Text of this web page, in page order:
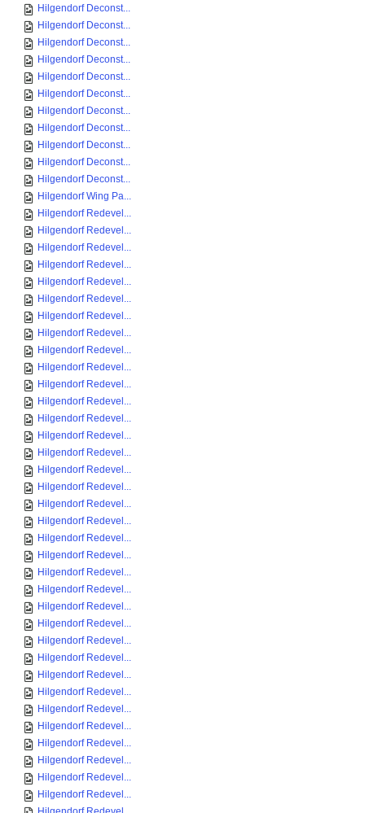
Hilgendorf Deconst...
Hilgendorf Deconst...
Hilgendorf Deconst...
Hilgendorf Deconst...
Hilgendorf Deconst...
Hilgendorf Deconst...
Hilgendorf Deconst...
Hilgendorf Deconst...
Hilgendorf Deconst...
Hilgendorf Deconst...
Hilgendorf Deconst...
Hilgendorf Wing Pa...
Hilgendorf Redevel...
Hilgendorf Redevel...
Hilgendorf Redevel...
Hilgendorf Redevel...
Hilgendorf Redevel...
Hilgendorf Redevel...
Hilgendorf Redevel...
Hilgendorf Redevel...
Hilgendorf Redevel...
Hilgendorf Redevel...
Hilgendorf Redevel...
Hilgendorf Redevel...
Hilgendorf Redevel...
Hilgendorf Redevel...
Hilgendorf Redevel...
Hilgendorf Redevel...
Hilgendorf Redevel...
Hilgendorf Redevel...
Hilgendorf Redevel...
Hilgendorf Redevel...
Hilgendorf Redevel...
Hilgendorf Redevel...
Hilgendorf Redevel...
Hilgendorf Redevel...
Hilgendorf Redevel...
Hilgendorf Redevel...
Hilgendorf Redevel...
Hilgendorf Redevel...
Hilgendorf Redevel...
Hilgendorf Redevel...
Hilgendorf Redevel...
Hilgendorf Redevel...
Hilgendorf Redevel...
Hilgendorf Redevel...
Hilgendorf Redevel...